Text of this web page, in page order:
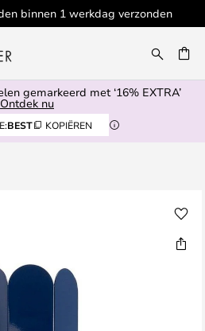
binnen 1 werkdag verzonden
gemarkeerd met ‘16% EXTRA’
Ontdek nu
BEST KOPIËREN